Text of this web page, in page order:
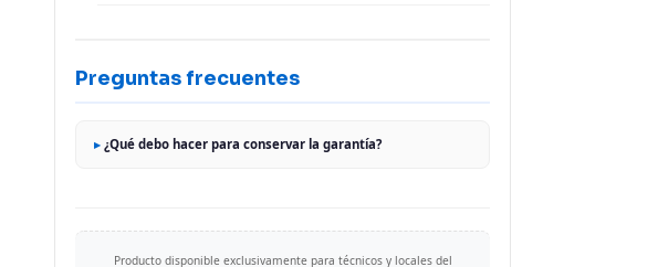
Preguntas frecuentes
¿Qué debo hacer para conservar la garantía?
Producto disponible exclusivamente para técnicos y locales del